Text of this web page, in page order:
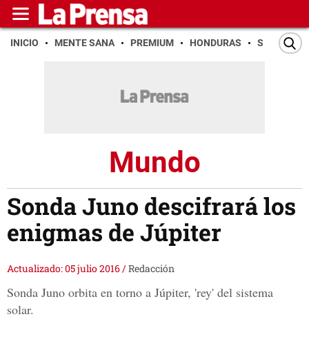
INICIO MENTE SANA PREMIUM HONDURAS SAN PEDRO
Mundo
Sonda Juno descifrará los
enigmas de Júpiter
Actualizado: 05 julio 2016/Redacción
Sonda Juno orbita en torno a Júpiter, 'rey' del sistema
solar.